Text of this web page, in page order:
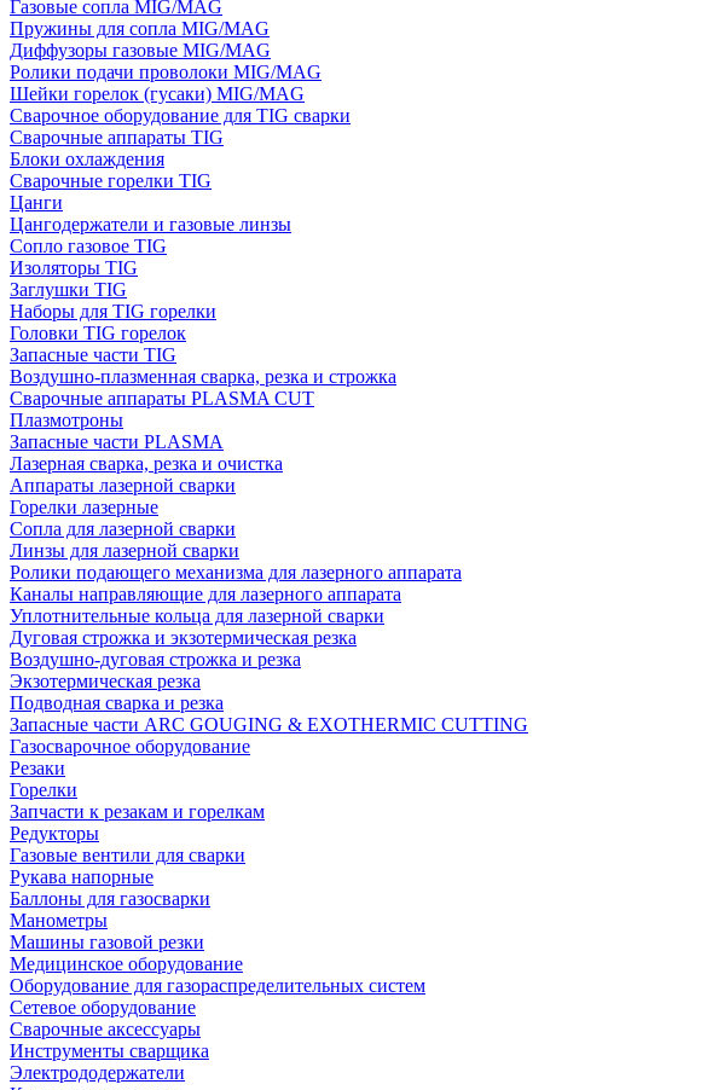
Газовые сопла MIG/MAG
Пружины для сопла MIG/MAG
Диффузоры газовые MIG/MAG
Ролики подачи проволоки MIG/MAG
Шейки горелок (гусаки) MIG/MAG
Сварочное оборудование для TIG сварки
Сварочные аппараты TIG
Блоки охлаждения
Сварочные горелки TIG
Цанги
Цангодержатели и газовые линзы
Сопло газовое TIG
Изоляторы TIG
Заглушки TIG
Наборы для TIG горелки
Головки TIG горелок
Запасные части TIG
Воздушно-плазменная сварка, резка и строжка
Сварочные аппараты PLASMA CUT
Плазмотроны
Запасные части PLASMA
Лазерная сварка, резка и очистка
Аппараты лазерной сварки
Горелки лазерные
Сопла для лазерной сварки
Линзы для лазерной сварки
Ролики подающего механизма для лазерного аппарата
Каналы направляющие для лазерного аппарата
Уплотнительные кольца для лазерной сварки
Дуговая строжка и экзотермическая резка
Воздушно-дуговая строжка и резка
Экзотермическая резка
Подводная сварка и резка
Запасные части ARC GOUGING & EXOTHERMIC CUTTING
Газосварочное оборудование
Резаки
Горелки
Запчасти к резакам и горелкам
Редукторы
Газовые вентили для сварки
Рукава напорные
Баллоны для газосварки
Манометры
Машины газовой резки
Медицинское оборудование
Оборудование для газораспределительных систем
Сетевое оборудование
Сварочные аксессуары
Инструменты сварщика
Электрододержатели